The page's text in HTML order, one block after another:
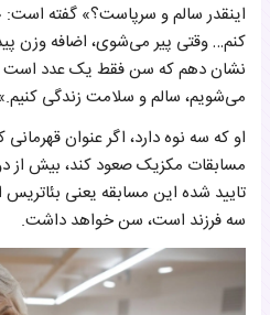
اینقدر سالم و سرپاست؟» گفته است:
کنم… وقتی پیر می‌شوی، اضافه وزن
نشان دهم که سن فقط یک عدد است
می‌شویم، سالم و سلامت زندگی
او که سه نوه دارد، اگر عنوان
مسابقات مکزیک صعود کند، بیش از
سه فرزند است، سن خواهد داشت.